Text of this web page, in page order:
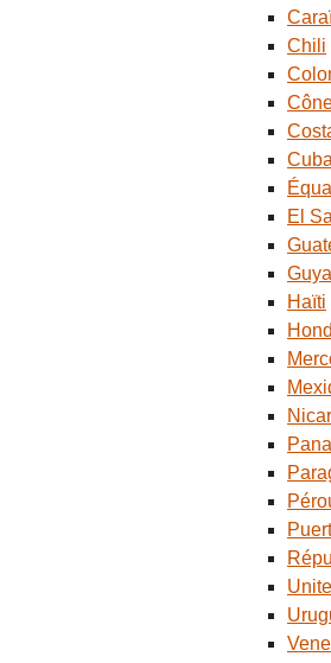
Chili
Cuba
El
Haïti